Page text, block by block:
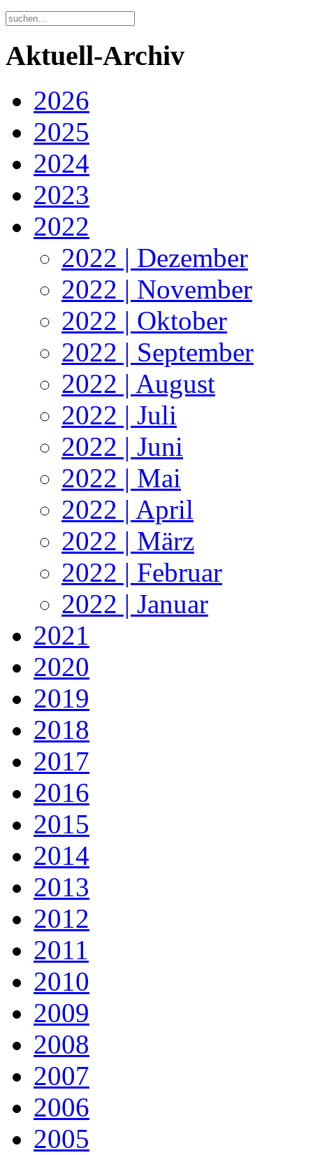
Aktuell-Archiv
2026
2025
2024
2023
2022
2022 | Dezember
2022 | November
2022 | Oktober
2022 | September
2022 | August
2022 | Juli
2022 | Juni
2022 | Mai
2022 | April
2022 | März
2022 | Februar
2022 | Januar
2021
2020
2019
2018
2017
2016
2015
2014
2013
2012
2011
2010
2009
2008
2007
2006
2005